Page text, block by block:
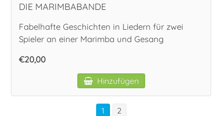
DIE MARIMBABANDE
Fabelhafte Geschichten in Liedern für zwei
Spieler an einer Marimba und Gesang
€20,00
Hinzufügen
1 2